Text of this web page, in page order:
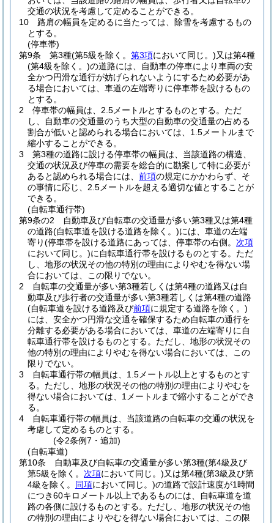
交通の状況を考慮して定めることができる。
10
路肩の幅員を定めるに当たっては、除雪を考慮するもの
とする。
(停車帯)
第9条
第3種(第5級を除く。 第3項において同じ。)又は第4種
(第4級を除く。)の道路には、自動車の停車により車両の安
全かつ円滑な通行が妨げられないようにするため必要があ
る場合においては、車道の左端寄りに停車帯を設けるもの
とする。
2
停車帯の幅員は、2.5メートルとするものとする。 ただ
し、自動車の交通量のうち大型の自動車の交通量の占める
割合が低いと認められる場合においては、1.5メートルまで
縮小することができる。
3
第3種の道路に設ける停車帯の幅員は、当該道路の構造、
交通の状況及び停車の需要を総合的に勘案して特に必要が
あると認められる場合には、 前項の規定にかかわらず、そ
の事情に応じ、2.5メートルを超える適切な値とすることが
できる。
(自転車通行帯)
第9条の2
自動車及び自転車の交通量が多い第3種又は第4種
の道路(自転車道を設ける道路を除く。)には、車道の左端
寄り(停車帯を設ける道路にあっては、停車帯の右側。 次項
において同じ。)に自転車通行帯を設けるものとする。 ただ
し、地形の状況その他の特別の理由によりやむを得ない場
合においては、この限りでない。
2
自転車の交通量が多い第3種若しくは第4種の道路又は自
動車及び歩行者の交通量が多い第3種若しくは第4種の道路
(自転車道を設ける道路及び前項に規定する道路を除く。)
には、安全かつ円滑な交通を確保するため自転車の通行を
分離する必要がある場合においては、車道の左端寄りに自
転車通行帯を設けるものとする。 ただし、地形の状況その
他の特別の理由によりやむを得ない場合においては、この
限りでない。
3
自転車通行帯の幅員は、1.5メートル以上とするものとす
る。 ただし、地形の状況その他の特別の理由によりやむを
得ない場合においては、1メートルまで縮小することができ
る。
4
自転車通行帯の幅員は、当該道路の自転車の交通の状況を
考慮して定めるものとする。
(令2条例7・追加)
(自転車道)
第10条
自動車及び自転車の交通量が多い第3種(第4級及び
第5級を除く。 次項において同じ。)又は第4種(第3級及び第
4級を除く。 同項において同じ。)の道路で設計速度が1時間
につき60キロメートル以上であるものには、自転車道を道
路の各側に設けるものとする。 ただし、地形の状況その他
の特別の理由によりやむを得ない場合においては、この限